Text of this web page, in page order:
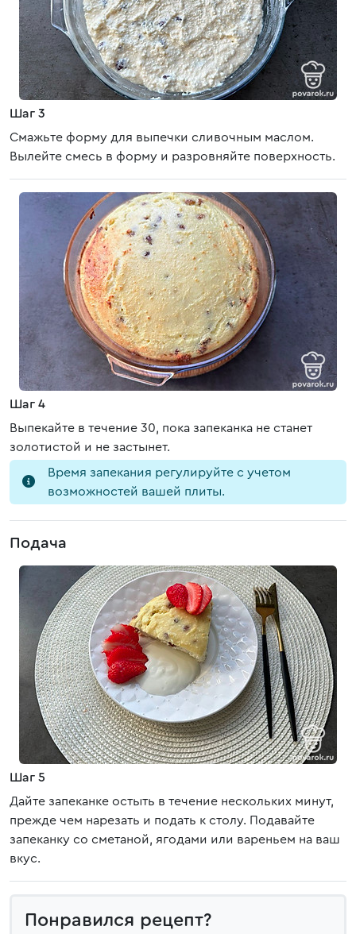
Шаг 3
Смажьте форму для выпечки сливочным маслом.
Вылейте смесь в форму и разровняйте поверхность.
Шаг 4
Выпекайте в течение 30, пока запеканка не станет
золотистой и не застынет.
Время запекания регулируйте с учетом
возможностей вашей плиты.
Подача
Шаг 5
Дайте запеканке остыть в течение нескольких минут,
прежде чем нарезать и подать к столу. Подавайте
запеканку со сметаной, ягодами или вареньем на ваш
вкус.
Понравился рецепт?